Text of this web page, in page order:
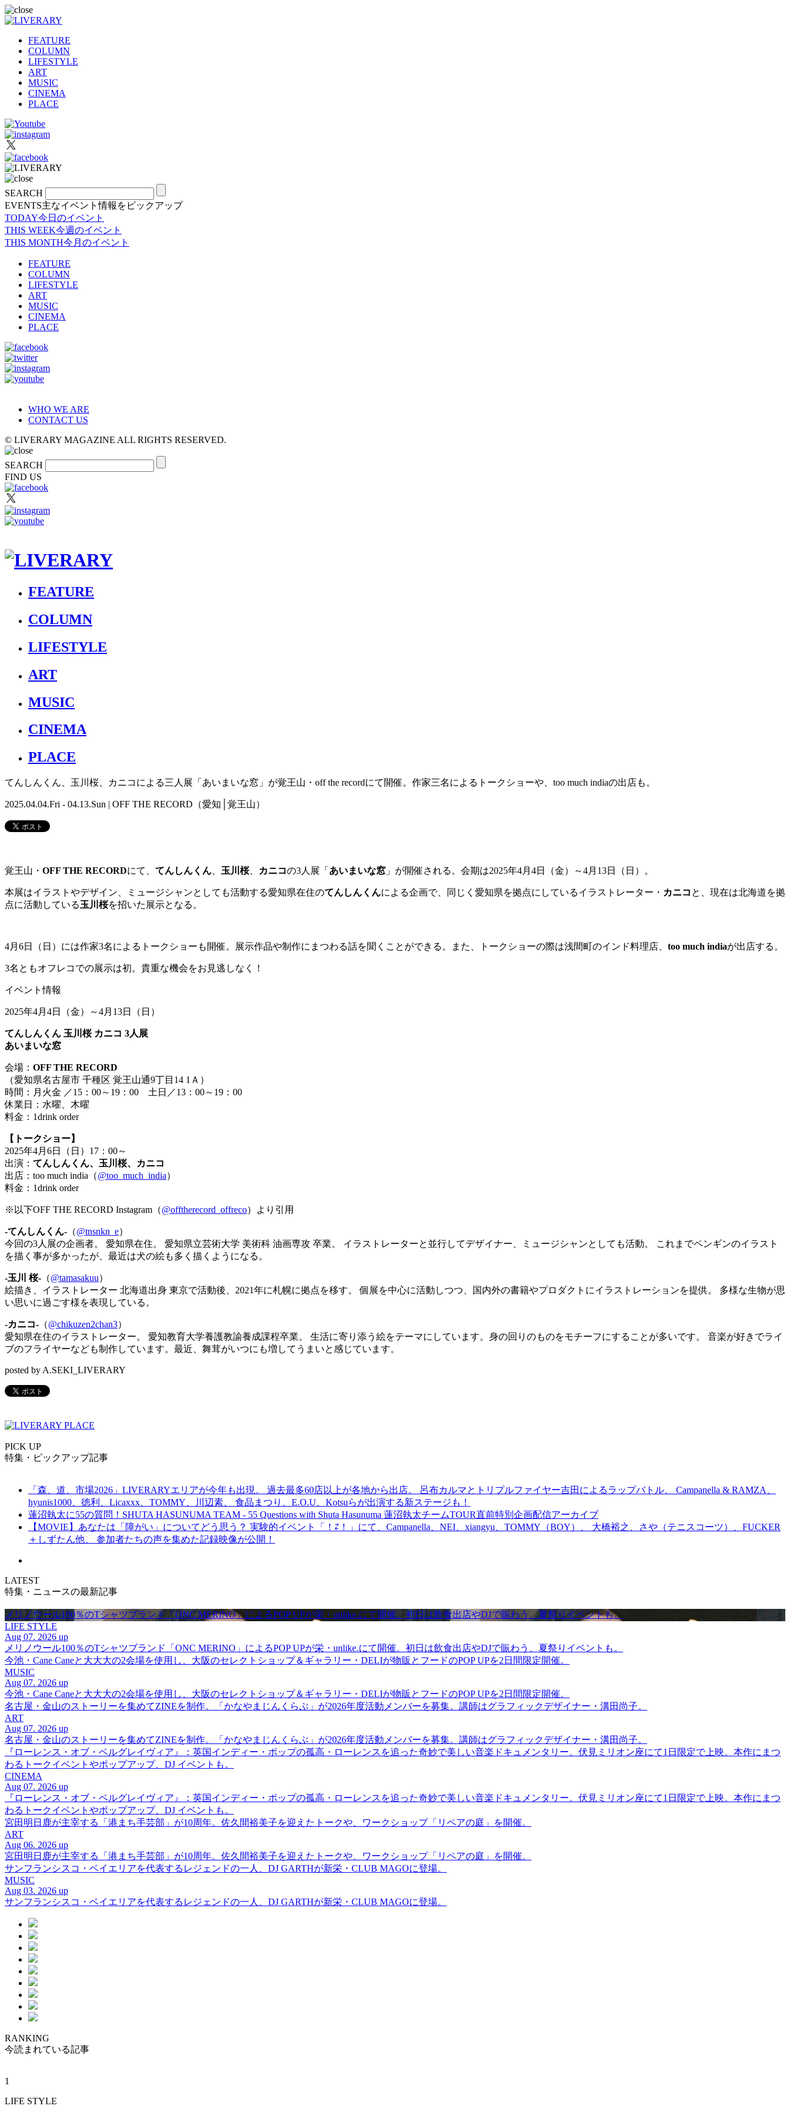
FEATURE
COLUMN
LIFESTYLE
ART
MUSIC
CINEMA
PLACE
SEARCH
EVENTS主なイベント情報をピックアップ
TODAY今日のイベント
THIS WEEK今週のイベント
THIS MONTH今月のイベント
FEATURE
COLUMN
LIFESTYLE
ART
MUSIC
CINEMA
PLACE
WHO WE ARE
CONTACT US
© LIVERARY MAGAZINE ALL RIGHTS RESERVED.
SEARCH
FIND US
FEATURE
COLUMN
LIFESTYLE
ART
MUSIC
CINEMA
PLACE
てんしんくん、玉川桜、カニコによる三人展「あいまいな窓」が覚王山・off the recordにて開催。作家三名によるトークショーや、too much indiaの出店も。
2025.04.04.Fri - 04.13.Sun | OFF THE RECORD（愛知│覚王山）
覚王山・ OFF THE RECORDにて、 てんしんくん 玉川桜、 カニコの3人展「 あいまいな窓 」が開催される。会期は2025年4月4日（金）～4月13日（日）。
本展はイラストやデザイン、ミュージシャンとしても活動する愛知県在住のてんしんくんによる企画で、同じく愛知県を拠点にしているイラストレーター・ カニコ と、現在は北海道を拠
点に活動している玉川桜を招いた展示となる。
4月6日（日）には作家3名によるトークショーも開催。展示作品や制作にまつわる話を聞くことができる。また、トークショーの際は浅間町のインド料理店、 too much indiaが出店する。
3名ともオフレコでの展示は初。貴重な機会をお見逃しなく！
イベント情報
2025年4月4日（金）～4月13日（日）
てんしんくん 玉川桜 カニコ 3人展
あいまいな窓
会場： OFF THE RECORD
（愛知県名古屋市 千種区 覚王山通9丁目14 1Ａ）
時間：月火金 ／15：00～19：00 土日／13：00～19：00
休業日：水曜、木曜
料金：1drink order
【トークショー】
2025年4月6日（日）17：00～
出演： てんしんくん、玉川桜、カニコ
出店：too much india（@too_much_india）
料金：1drink order
※以下OFF THE RECORD Instagram（@offtherecord_offreco）より引用
-てんしんくん- （@tnsnkn_e）
今回の3人展の企画者。 愛知県在住。 愛知県立芸術大学 美術科 油画専攻 卒業。 イラストレーターと並行してデザイナー、
ミュージシャンとしても活動。 これまでペンギンのイラスト
を描く事が多かったが、 最近は犬の絵も多く描くようになる。
-玉川 桜- （@tamasakuu）
絵描き、イラストレーター 北海道出身 東京で活動後、2021年に札幌に拠点を移す。 個展を中心に活動しつつ、
国内外の書籍やプロダクトにイラストレーションを提供。 多様な生物が思
い思いに過ごす様を表現している。
-カニコ- （@chikuzen2chan3）
愛知県在住のイラストレーター。 愛知教育大学養護教諭養成課程卒業。 生活に寄り添う絵をテーマにしています。 身の回りのものをモチーフにすることが多いです。 音楽が好きでライ
ブのフライヤーなども制作しています。最近、 舞茸がいつにも増してうまいと感じています。
posted by A.SEKI_LIVERARY
PICK UP
特集・ピックアップ記事
「森、道、市場2026」LIVERARYエリアが今年も出現。 過去最多60店以上が各地から出店。 呂布カルマとトリプルファイヤー吉田によるラップバトル、 Campanella & RAMZA、
hyunis1000、徳利、Licaxxx、TOMMY、川辺素、 食品まつり、E.O.U、Kotsuらが出演する新ステージも！
蓮沼執太に55の質問！SHUTA HASUNUMA TEAM - 55 Questions with Shuta Hasunuma 蓮沼執太チームTOUR直前特別企画配信アーカイブ
【MOVIE】あなたは「障がい」についてどう思う？ 実験的イベント「！⇄！」にて、Campanella、NEI、xiangyu、TOMMY（BOY）、 大橋裕之、さや（テニスコーツ）、FUCKER
＋しずたん他、 参加者たちの声を集めた記録映像が公開！
LATEST
特集・ニュースの最新記事
メリノウール100％のTシャツブランド「ONC MERINO」によるPOP UPが栄・unlike.にて開催。初日は飲食出店やDJで賑わう、夏祭りイベントも。
LIFE STYLE
Aug 07. 2026 up
メリノウール100％のTシャツブランド「ONC MERINO」によるPOP UPが栄・unlike.にて開催。初日は飲食出店やDJで賑わう、夏祭りイベントも。
今池・Cane Caneと大大大の2会場を使用し、大阪のセレクトショップ＆ギャラリー・DELIが物販とフードのPOP UPを2日間限定開催。
MUSIC
Aug 07. 2026 up
今池・Cane Caneと大大大の2会場を使用し、大阪のセレクトショップ＆ギャラリー・DELIが物販とフードのPOP UPを2日間限定開催。
名古屋・金山のストーリーを集めてZINEを制作。「かなやまじんくらぶ」が2026年度活動メンバーを募集。講師はグラフィックデザイナー・溝田尚子。
ART
Aug 07. 2026 up
名古屋・金山のストーリーを集めてZINEを制作。「かなやまじんくらぶ」が2026年度活動メンバーを募集。講師はグラフィックデザイナー・溝田尚子。
『ローレンス・オブ・ベルグレイヴィア』：英国インディー・ポップの孤高・ローレンスを追った奇妙で美しい音楽ドキュメンタリー。伏見ミリオン座にて1日限定で上映。本作にまつ
わるトークイベントやポップアップ、DJ イベントも。
CINEMA
Aug 07. 2026 up
『ローレンス・オブ・ベルグレイヴィア』：英国インディー・ポップの孤高・ローレンスを追った奇妙で美しい音楽ドキュメンタリー。伏見ミリオン座にて1日限定で上映。本作にまつ
わるトークイベントやポップアップ、DJ イベントも。
宮田明日鹿が主宰する「港まち手芸部」が10周年。佐久間裕美子を迎えたトークや、ワークショップ「リペアの庭」を開催。
ART
Aug 06. 2026 up
宮田明日鹿が主宰する「港まち手芸部」が10周年。佐久間裕美子を迎えたトークや、ワークショップ「リペアの庭」を開催。
サンフランシスコ・ベイエリアを代表するレジェンドの一人、DJ GARTHが新栄・CLUB MAGOに登場。
MUSIC
Aug 03. 2026 up
サンフランシスコ・ベイエリアを代表するレジェンドの一人、DJ GARTHが新栄・CLUB MAGOに登場。
RANKING
今読まれている記事
1
LIFE STYLE